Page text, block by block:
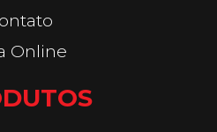
Online